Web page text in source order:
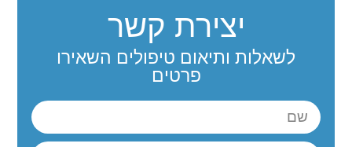
יצירת קשר
לשאלות ותיאום טיפולים השאירו
פרטים